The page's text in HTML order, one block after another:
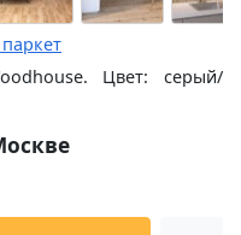
Цвет: серый/